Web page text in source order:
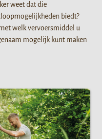
weet dat die
biedt?
welk vervoersmiddel u
mogelijk kunt maken